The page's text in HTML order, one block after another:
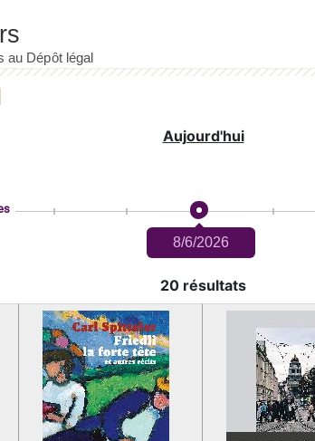
Aujourd'hui
8/6/2026
20 résultats